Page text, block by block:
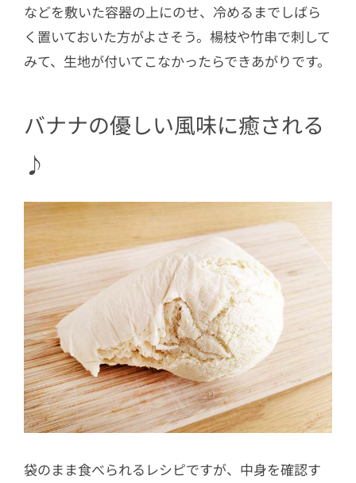
などを敷いた容器の上にのせ、冷めるまでしばら
く置いておいた方がよさそう。楊枝や竹串で刺して
みて、生地が付いてこなかったらできあがりです。
バナナの優しい風味に癒される
♪
袋のまま食べられるレシピですが、中身を確認す